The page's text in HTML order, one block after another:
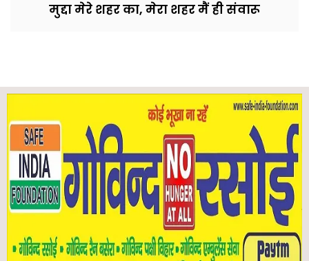
मुद्दा मेरे शहर का, मेरा शहर मैं ही संवारू